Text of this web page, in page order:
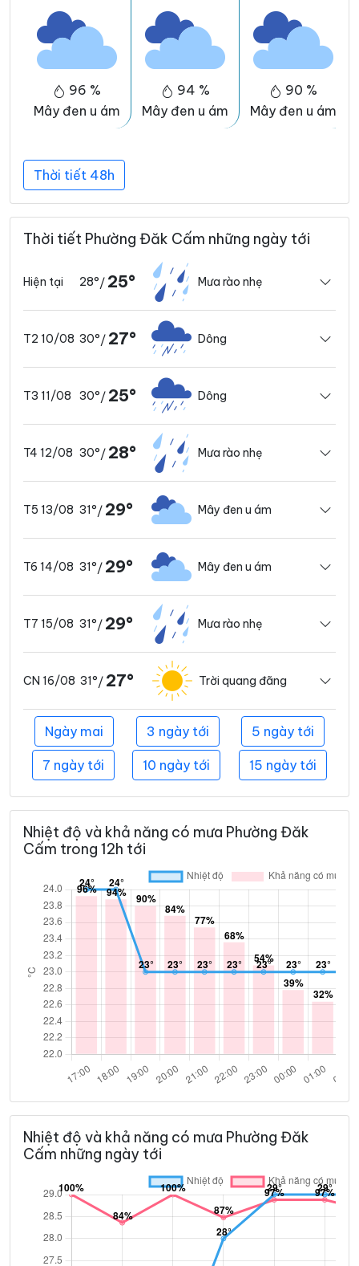
96 %
Mây đen u ám
94 %
Mây đen u ám
90 %
Mây đen u ám
Thời tiết 48h
Thời tiết Phường Đăk Cấm những ngày tới
Hiện tại 28°/ 25° Mưa rào nhẹ
T2 10/08 30°/ 27° Dông
T3 11/08 30°/ 25° Dông
T4 12/08 30°/ 28° Mưa rào nhẹ
T5 13/08 31°/ 29° Mây đen u ám
T6 14/08 31°/ 29° Mây đen u ám
T7 15/08 31°/ 29° Mưa rào nhẹ
CN 16/08 31°/ 27° Trời quang đãng
Ngày mai 3 ngày tới 5 ngày tới
7 ngày tới 10 ngày tới 15 ngày tới
Nhiệt độ và khả năng có mưa Phường Đăk
Cấm trong 12h tới
Nhiệt độ và khả năng có mưa Phường Đăk
Cấm những ngày tới